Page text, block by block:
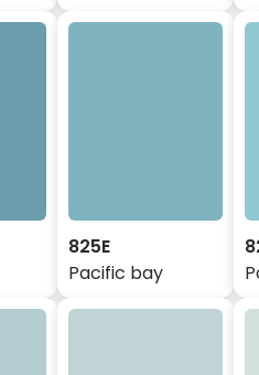
825E
Pacific bay